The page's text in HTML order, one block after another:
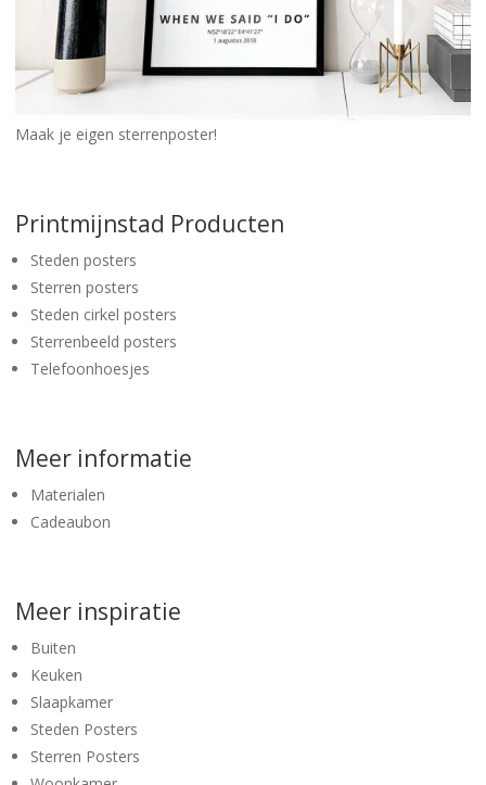
Maak je eigen sterrenposter!
Printmijnstad Producten
Steden posters
Sterren posters
Steden cirkel posters
Sterrenbeeld posters
Telefoonhoesjes
Meer informatie
Materialen
Cadeaubon
Meer inspiratie
Buiten
Keuken
Slaapkamer
Steden Posters
Sterren Posters